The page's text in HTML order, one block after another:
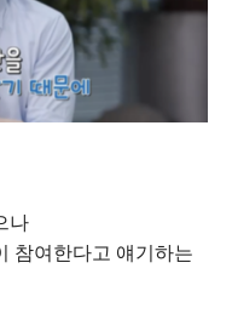
나
참여한다고 얘기하는